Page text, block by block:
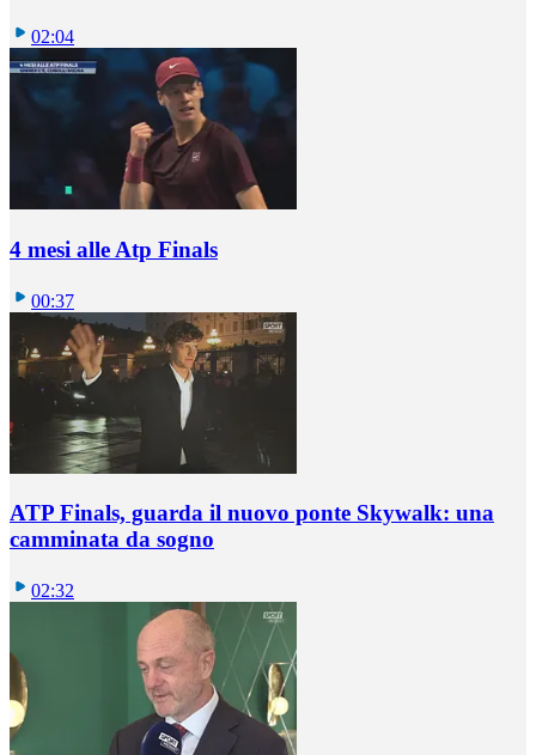
02:04
4 mesi alle Atp Finals
00:37
ATP Finals, guarda il nuovo ponte Skywalk: una
camminata da sogno
02:32